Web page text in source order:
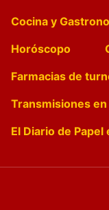
Cocina y
Horóscopo
Farmacias de
Transmisiones
El Diario de Papel